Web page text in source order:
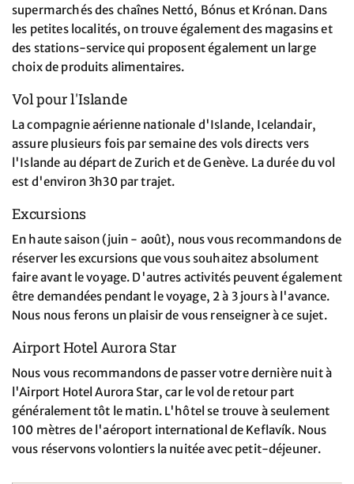
supermarchés des chaînes Nettó, Bónus et Krónan. Dans
les petites localités, on trouve également des magasins et
des stations-service qui proposent également un large
choix de produits alimentaires.
Vol pour l'Islande
La compagnie aérienne nationale d'Islande, Icelandair,
assure plusieurs fois par semaine des vols directs vers
l'Islande au départ de Zurich et de Genève. La durée du vol
est d'environ 3h30 par trajet.
Excursions
En haute saison (juin - août), nous vous recommandons de
réserver les excursions que vous souhaitez absolument
faire avant le voyage. D'autres activités peuvent également
être demandées pendant le voyage, 2 à 3 jours à l'avance.
Nous nous ferons un plaisir de vous renseigner à ce sujet.
Airport Hotel Aurora Star
Nous vous recommandons de passer votre dernière nuit à
l'Airport Hotel Aurora Star, car le vol de retour part
généralement tôt le matin. L'hôtel se trouve à seulement
100 mètres de l'aéroport international de Keflavík. Nous
vous réservons volontiers la nuitée avec petit-déjeuner.